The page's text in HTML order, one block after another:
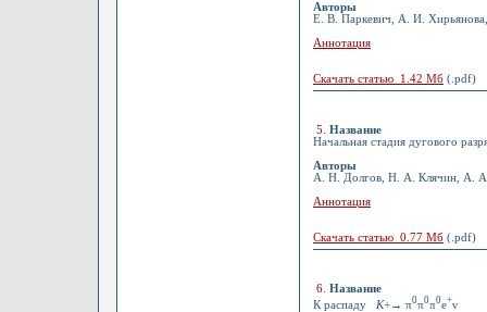
Авторы
Е. В. Паркевич, А. И.
Аннотация
Скачать статью 1.42 Мб (.pdf)
5
Название
Начальная стадия дугового
Авторы
А. Н. Долгов, Н. А. Клячин, А.
Аннотация
Скачать статью 0.77 Мб (.pdf)
6 Название
К распаду K+→ π0π0π0e+ν